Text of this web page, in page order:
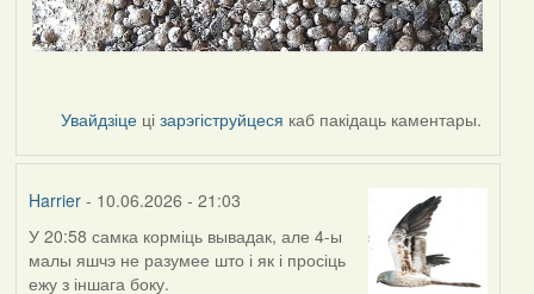
Увайдзіце цізарэгіструйцеся каб пакідаць каментары.
Harrier- 10.06.2026 - 21:03
У 20:58 самка корміць вывадак, але 4-ы
малы яшчэ не разумее што і як і просіць
ежу з іншага боку.